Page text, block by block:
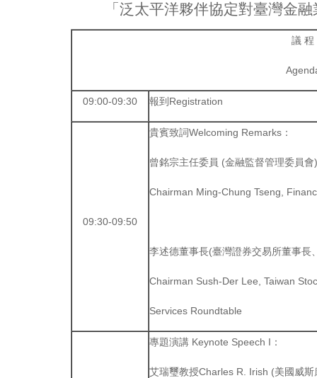
「泛太平洋夥伴協定對臺灣金
議 程
09:00-09:30 報到Registration
09:30-09:50
貴賓致詞Welcoming Remarks：
曾銘宗主任委員 (金融監督管理委員會)
Chairman Ming-Chung Tseng,
李述德董事長(臺灣證券交易所董事長
Chairman Sush-Der Lee, Taiwan
Services Roundtable
專題演講 Keynote Speech I：
艾瑞璽教授Charles R. Irish (美國威